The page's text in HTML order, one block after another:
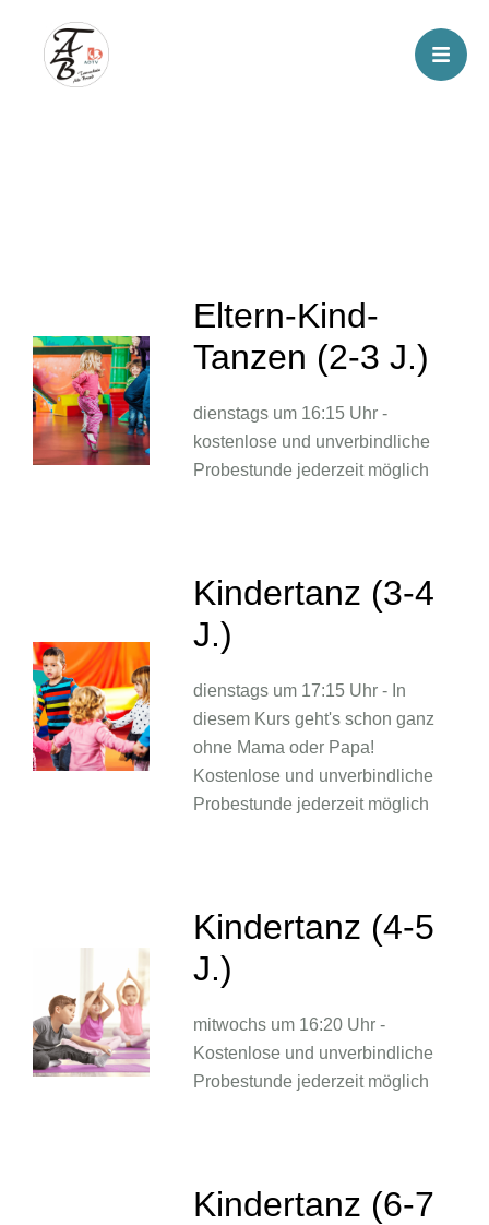
Eltern-Kind-
Tanzen (2-3 J.)
dienstags um 16:15 Uhr -
kostenlose und unverbindliche
Probestunde jederzeit möglich
Kindertanz (3-4
J.)
dienstags um 17:15 Uhr - In
diesem Kurs geht's schon ganz
ohne Mama oder Papa!
Kostenlose und unverbindliche
Probestunde jederzeit möglich
Kindertanz (4-5
J.)
mitwochs um 16:20 Uhr -
Kostenlose und unverbindliche
Probestunde jederzeit möglich
Kindertanz (6-7